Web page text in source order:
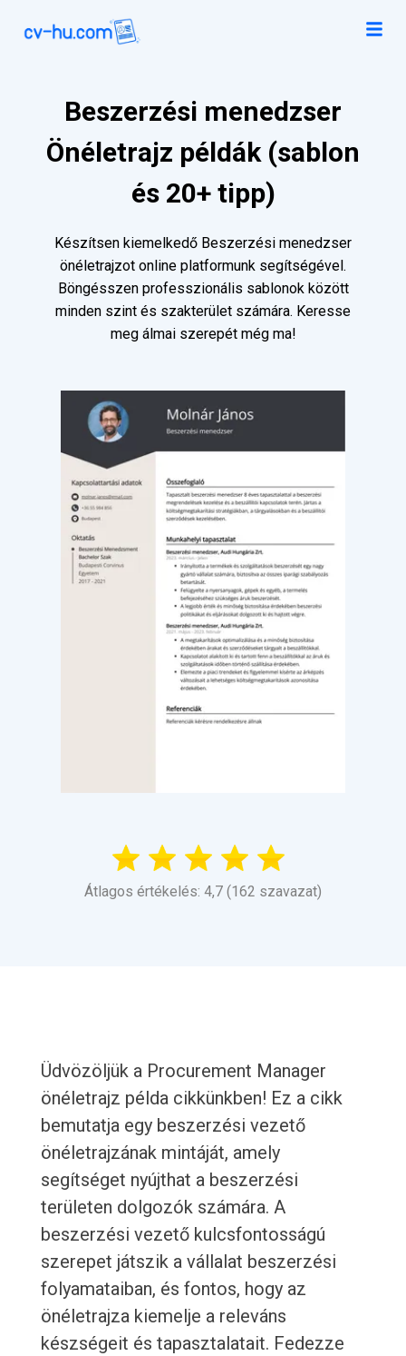
Beszerzési menedzser
Önéletrajz példák (sablon
és 20+ tipp)
Készítsen kiemelkedő Beszerzési menedzser
önéletrajzot online platformunk segítségével.
Böngésszen professzionális sablonok között
minden szint és szakterület számára. Keresse
meg álmai szerepét még ma!
Átlagos értékelés: 4,7 (162 szavazat)
Üdvözöljük a Procurement Manager
önéletrajz példa cikkünkben! Ez a cikk
bemutatja egy beszerzési vezető
önéletrajzának mintáját, amely
segítséget nyújthat a beszerzési
területen dolgozók számára. A
beszerzési vezető kulcsfontosságú
szerepet játszik a vállalat beszerzési
folyamataiban, és fontos, hogy az
önéletrajza kiemelje a releváns
készségeit és tapasztalatait. Fedezze